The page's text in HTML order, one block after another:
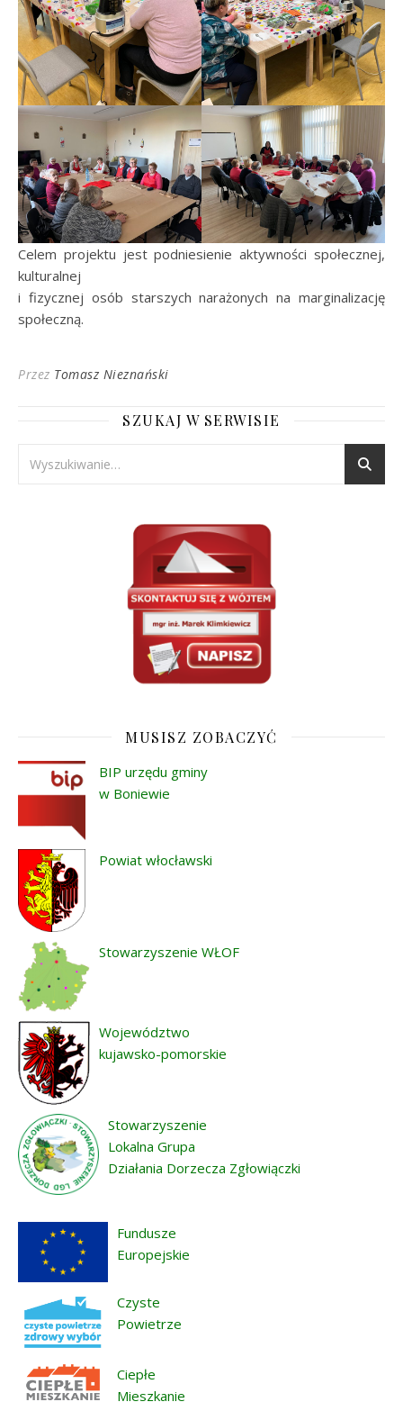
Celem projektu jest podniesienie aktywności społecznej,
kulturalnej
i fizycznej osób starszych narażonych na marginalizację
społeczną.
Przez Tomasz Nieznański
SZUKAJ W SERWISIE
MUSISZ ZOBACZYĆ
BIP urzędu gminy
w Boniewie
Powiat włocławski
Stowarzyszenie WŁOF
Województwo
kujawsko-pomorskie
Stowarzyszenie
Lokalna Grupa
Działania Dorzecza Zgłowiączki
Fundusze
Europejskie
Czyste
Powietrze
Ciepłe
Mieszkanie